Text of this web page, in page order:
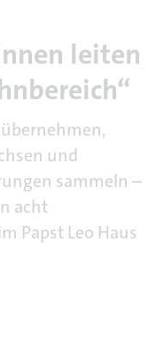
leiten
und
sammeln –
acht
Papst Leo Haus